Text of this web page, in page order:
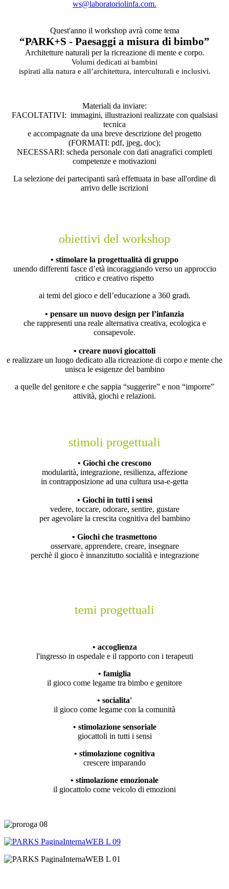
ws@laboratoriolinfa.com.
Quest'anno il workshop avrà come tema
“PARK+S - Paesaggi a misura di bimbo”
Architetture naturali per la ricreazione di mente e corpo.
Volumi dedicati ai bambini
ispirati alla natura e all’architettura, interculturali e inclusivi.
Materiali da inviare:
FACOLTATIVI: immagini, illustrazioni realizzate con qualsiasi
tecnica
e accompagnate da una breve descrizione del progetto
(FORMATI: pdf, jpeg, doc);
NECESSARI: scheda personale con dati anagrafici completi
competenze e motivazioni
La selezione dei partecipanti sarà effettuata in base all'ordine di
arrivo delle iscrizioni
obiettivi del workshop
• stimolare la progettualità di gruppo
unendo differenti fasce d’età incoraggiando verso un approccio
critico e creativo rispetto
ai temi del gioco e dell’educazione a 360 gradi.
• pensare un nuovo design per l’infanzia
che rappresenti una reale alternativa creativa, ecologica e
consapevole.
• creare nuovi giocattoli
e realizzare un luogo dedicato alla ricreazione di corpo e mente che
unisca le esigenze del bambino
a quelle del genitore e che sappia “suggerire” e non “imporre”
attività, giochi e relazioni.
stimoli progettuali
• Giochi che crescono
modularità, integrazione, resilienza, affezione
in contrapposizione ad una cultura usa-e-getta
• Giochi in tutti i sensi
vedere, toccare, odorare, sentire, gustare
per agevolare la crescita cognitiva del bambino
• Giochi che trasmettono
osservare, apprendere, creare, insegnare
perchè il gioco è innanzitutto socialità e integrazione
temi progettuali
• accoglienza
l'ingresso in ospedale e il rapporto con i terapeuti
• famiglia
il gioco come legame tra bimbo e genitore
• socialita'
il gioco come legame con la comunità
• stimolazione sensoriale
giocattoli in tutti i sensi
• stimolazione cognitiva
crescere imparando
• stimolazione emozionale
il giocattolo come veicolo di emozioni